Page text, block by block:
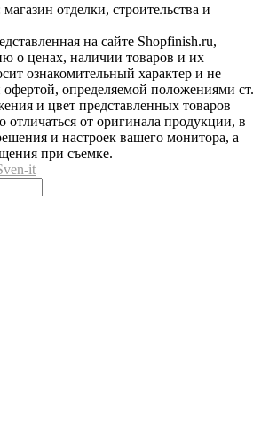
отделки, строительства и
на сайте Shopfinish.ru,
о ценах, наличии товаров и их
ознакомительный характер и не
офертой, определяемой положениями ст.
и цвет представленных товаров
отличаться от оригинала продукции, в
и настроек вашего монитора, а
при съемке.
it